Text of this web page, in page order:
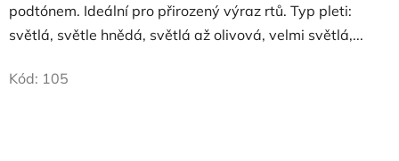
podtónem. Ideální pro přirozený výraz rtů. Typ pleti:
světlá, světle hnědá, světlá až olivová, velmi světlá,...
Kód: 105